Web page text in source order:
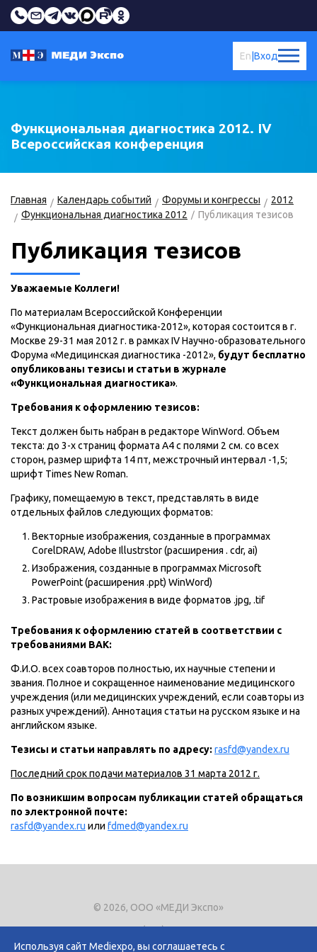
Используя сайт Mediexpo, вы соглашаетесь с
Вход
En
Функциональная диагностика 2012. IV
Всероссийская конференция
Главная Календарь событий Форумы и конгрессы
2012
Функциональная диагностика 2012
Публикация тезисов
Публикация тезисов
Уважаемые Коллеги!
По материалам Всероссийской Конференции
«Функциональная диагностика-2012», которая состоится в г.
Москве 29-31 мая 2012 г. в рамках IV Научно-образовательного
Форума «Медицинская диагностика -2012», будут бесплатно
опубликованы тезисы и статьи в журнале
«Функциональная диагностика».
Требования к оформлению тезисов:
Текст должен быть набран в редакторе WinWord. Объем
текста: до 3-х страниц формата А4 с полями 2 см. со всех
сторон, размер шрифта 14 пт, межстрочный интервал -1,5;
шрифт Times New Roman.
Графику, помещаемую в текст, представлять в виде
отдельных файлов следующих форматов:
Векторные изображения, созданные в программах
CorelDRAW, Adobe Illustrstor (расширения . cdr, ai)
Изображения, созданные в программах Microsoft
PowerPoint (расширения .ppt) WinWord)
Растровые изображения в виде форматов .jpg, .tif
Требования к оформлению статей в соответствии с
требованиями ВАК:
Ф.И.О. всех соавторов полностью, их научные степени и
звания. Полное и сокращенное наименование медицинского
учреждения (или медицинских учреждений, если соавторы из
разных учреждений). Аннотация статьи на русском языке и на
английском языке.
Тезисы и статьи направлять по адресу: rasfd@yandex.ru
Последний срок подачи материалов 31 марта 2012 г.
По возникшим вопросам публикации статей обращаться
по электронной почте:
rasfd@yandex.ru или fdmed@yandex.ru
© 2026, ООО «МЕДИ Экспо»
Тел.+7 (495) 721-8866
E-mail:expo@mediexpo.ru